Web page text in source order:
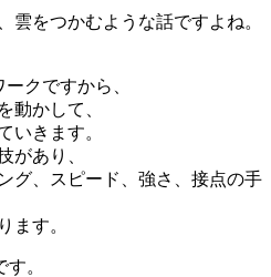
雲をつかむような話ですよね。
クですから、
動かして、
いきます。
があり、
グ、スピード、強さ、接点の手
ます。
。